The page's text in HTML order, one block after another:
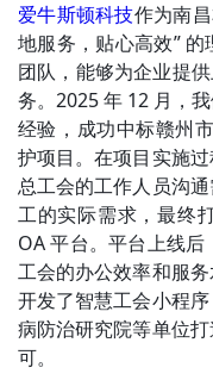
爱牛斯顿科技作为南
地服务，贴心高效”
团队，能够为企业提
务。2025 年 12 月，
经验，成功中标赣州
护项目。在项目实施
总工会的工作人员沟
工的实际需求，最终
OA 平台。平台上线
工会的办公效率和服
开发了智慧工会小程
病防治研究院等单位
可。